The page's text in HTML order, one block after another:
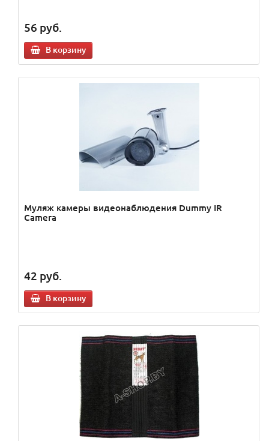
56 руб.
В корзину
Муляж камеры видеонаблюдения Dummy IR
Camera
42 руб.
В корзину